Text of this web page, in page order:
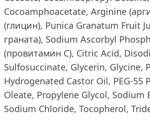
Cocoamphoacetate, Arginine
(глицин), Punica Granatum Fruit
граната), Sodium Ascorbyl
(провитамин С), Citric Acid,
Sulfosuccinate, Glycerin, Glycine,
Hydrogenated Castor Oil, PEG-55
Oleate, Propylene Glycol, Sodium
Sodium Chloride, Tocopherol,